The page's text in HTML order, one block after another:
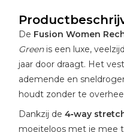
De Fusion Women
Greenis een luxe,
jaar door draagt. Het
ademende en
houdt zonder te
Dankzij de 4‑way
moeiteloos met je mee